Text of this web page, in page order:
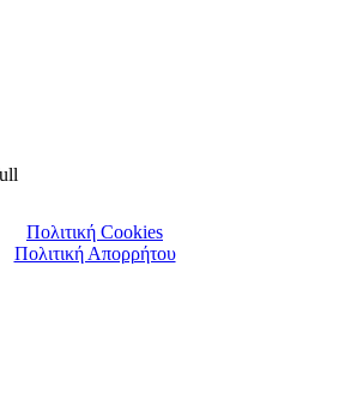
Πολιτική Cookies
Πολιτική Απορρήτου